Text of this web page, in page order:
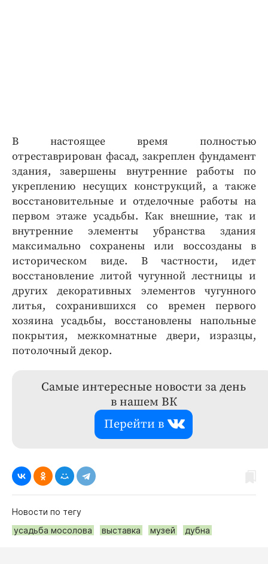
В настоящее время полностью
отреставрирован фасад, закреплен фундамент
здания, завершены внутренние работы по
укреплению несущих конструкций, а также
восстановительные и отделочные работы на
первом этаже усадьбы. Как внешние, так и
внутренние элементы убранства здания
максимально сохранены или воссозданы в
историческом виде. В частности, идет
восстановление литой чугунной лестницы и
других декоративных элементов чугунного
литья, сохранившихся со времен первого
хозяина усадьбы, восстановлены напольные
покрытия, межкомнатные двери, изразцы,
потолочный декор.
Самые интересные новости за день
в нашем ВК
Перейти в
Новости по тегу
усадьба мосолова
выставка музей дубна